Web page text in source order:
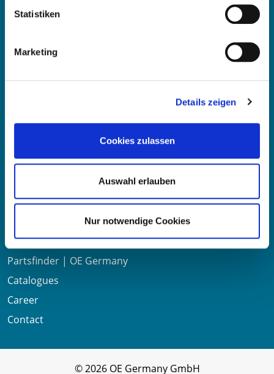
Statistiken
Marketing
Details zeigen
Cookies zulassen
Auswahl erlauben
Nur notwendige Cookies
OE Germany GmbH
Fritz-Müller-Str. 100-104​
Deutschland
E-mail:info@oe-germany.de
Phone:+49 711 6276980
+49 711 62769851
Useful links
About us
Partsfinder | OE Germany
Catalogues
Career
Contact
© 2026 OE Germany GmbH